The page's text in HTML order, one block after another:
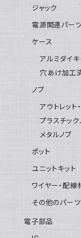
ジャック
電源関連パー
ケース
アルミダイ
穴あけ加工
ノブ
アウトレット
プラスチック
メタルノブ
ポット
ユニットキット
ワイヤー・配線
その他のパーツ
電子部品